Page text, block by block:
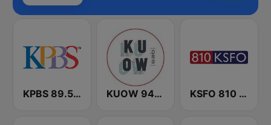
KPBS 89.5 FM KUOW 94.9 FM KSFO 810 AM